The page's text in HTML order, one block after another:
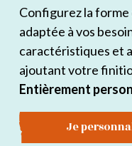
Configurez la
adaptée à vos
caractéristiques et
ajoutant votre
Entièrement
Je